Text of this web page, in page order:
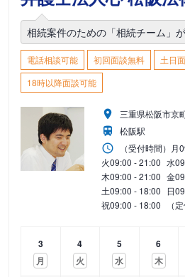
相続案件のための「相続チーム」
電話相談可能 初回面談無料
土日
18時以降面談可能
三重県松阪市京
松阪駅
（受付時間） 月
火09:00 - 21:00 水
木09:00 - 21:00 金
土09:00 - 18:00 日
祝09:00 - 18:00 （
3
月
4
火
5
水
6
木